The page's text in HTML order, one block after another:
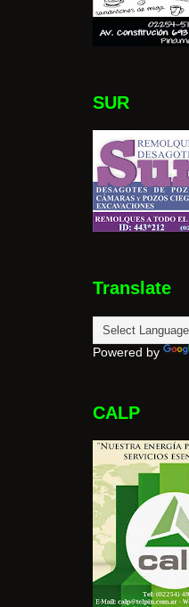
SUR
Translate
Powered by
CALP